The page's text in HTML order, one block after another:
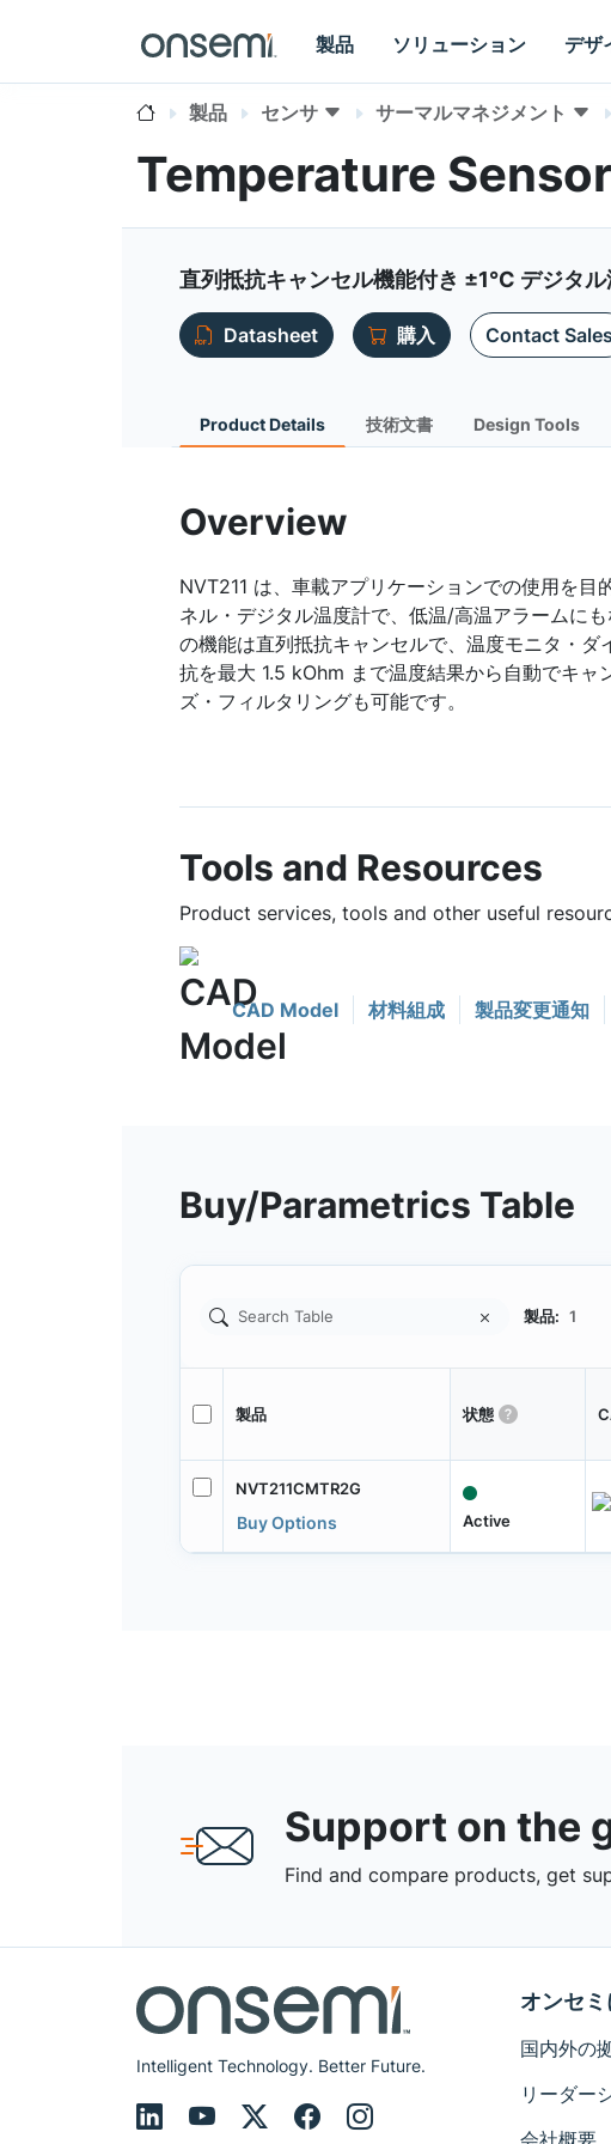
製品 ソリューション デザ
製品 センサ サーマルマネジメント
Temperature
直列抵抗キャンセル機能付き ±1°C デジタ
Datasheet 購入 Contact Sales
Product Details 技術文書 Design Tools
Overview
NVT211 は、車載アプリケーションでの使用を目
ネル・デジタル温度計で、低温/高温アラームに
の機能は直列抵抗キャンセルで、温度モニタ・ダ
抗を最大 1.5 kOhm まで温度結果から自動でキャ
ズ・フィルタリングも可能です。
Tools and Resources
Product services, tools and other useful
CAD Model 材料組成 製品変更通知
Buy/Parametrics Table
製品: 1
製品 状態
NVT211CMTR2G
Buy Options Active
Support on the
Find and compare products, get
Intelligent Technology. Better Future.
オンセ
国内外の
リーダー